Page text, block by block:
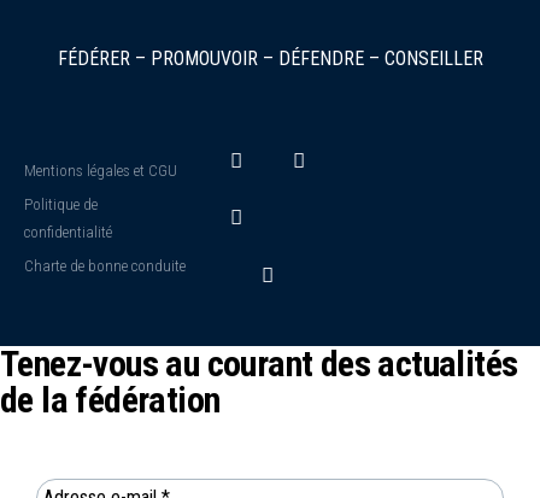
FÉDÉRER – PROMOUVOIR – DÉFENDRE – CONSEILLER
Mentions légales et CGU
Politique de
confidentialité
Charte de bonne conduite
Tenez-vous au courant des actualités
de la fédération